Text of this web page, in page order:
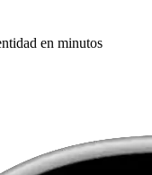
en minutos